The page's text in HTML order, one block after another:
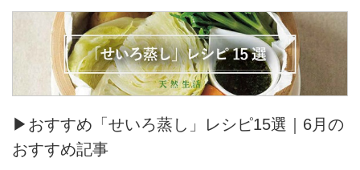
▶おすすめ「せいろ蒸し」レシピ15選｜6月の
おすすめ記事